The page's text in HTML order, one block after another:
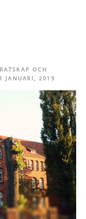
OCH
JANUARI, 2019